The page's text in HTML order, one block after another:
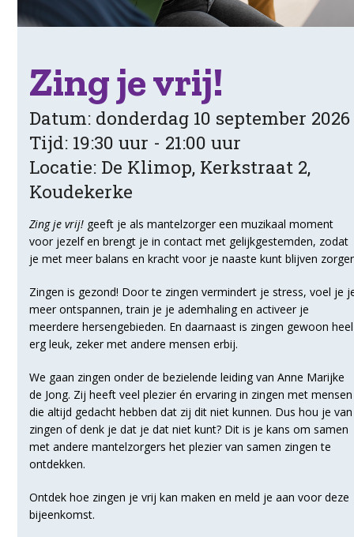
Zing je vrij!
Datum: donderdag 10 september 2026
Tijd: 19:30 uur - 21:00 uur
Locatie: De Klimop, Kerkstraat 2,
Koudekerke
Zing je vrij! geeft je als mantelzorger een muzikaal moment
voor jezelf en brengt je in contact met gelijkgestemden, zodat
je met meer balans en kracht voor je naaste kunt blijven
Zingen is gezond! Door te zingen vermindert je stress, voel je
meer ontspannen, train je je ademhaling en activeer je
meerdere hersengebieden. En daarnaast is zingen gewoon heel
erg leuk, zeker met andere mensen erbij.
We gaan zingen onder de bezielende leiding van Anne Marijke
de Jong. Zij heeft veel plezier én ervaring in zingen met mensen
die altijd gedacht hebben dat zij dit niet kunnen. Dus hou je van
zingen of denk je dat je dat niet kunt? Dit is je kans om samen
met andere mantelzorgers het plezier van samen zingen te
ontdekken.
Ontdek hoe zingen je vrij kan maken en meld je aan voor deze
bijeenkomst.